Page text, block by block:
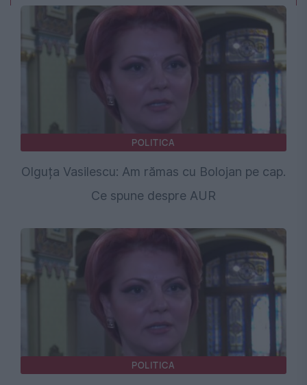
POLITICA
Olguța Vasilescu: Am rămas cu Bolojan pe cap.
Ce spune despre AUR
POLITICA